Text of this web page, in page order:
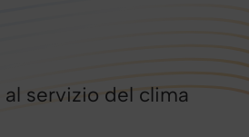
servizio del clima